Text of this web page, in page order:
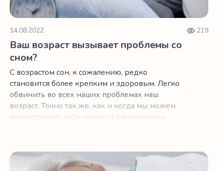
14.08.2022 219
Ваш возраст вызывает проблемы со
сном?
С возрастом сон, к сожалению, редко
становится более крепким и здоровым. Легко
обвинить во всех наших проблемах наш
возраст. Точно так же, как и когда мы можем
почувствовать себя немного рассеянными,
Важность сна для счастья в пожилом возрасте